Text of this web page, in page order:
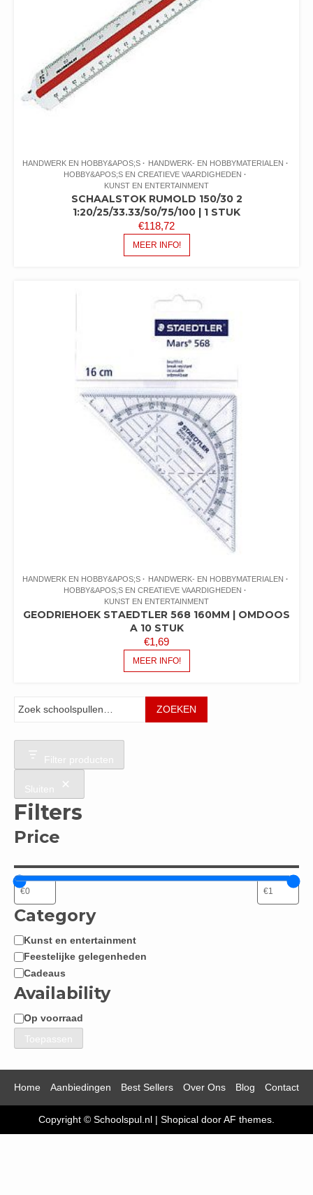
HANDWERK EN HOBBY&APOS;S
HANDWERK- EN HOBBYMATERIALEN
HOBBY&APOS;S EN CREATIEVE VAARDIGHEDEN
KUNST EN ENTERTAINMENT
SCHAALSTOK RUMOLD 150/30 2
1:20/25/33.33/50/75/100 | 1 STUK
€118,72
MEER INFO!
HANDWERK EN HOBBY&APOS;S
HANDWERK- EN HOBBYMATERIALEN
HOBBY&APOS;S EN CREATIEVE VAARDIGHEDEN
KUNST EN ENTERTAINMENT
GEODRIEHOEK STAEDTLER 568 160MM | OMDOOS
A 10 STUK
€1,69
MEER INFO!
ZOEKEN
Filter producten
Sluiten
Filters
Price
Category
Categorie
Kunst en entertainment
Feestelijke gelegenheden
Cadeaus
Availability
Beschikbaarheid
Op voorraad
Toepassen
Home Aanbiedingen Best Sellers Over Ons Blog Contact
Copyright © Schoolspul.nl | Shopical door AF themes.